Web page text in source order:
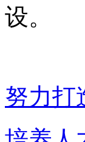
设。
努力打